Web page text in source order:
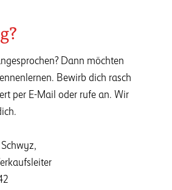
Dann möchten
Bewirb dich rasch
per E-Mail oder rufe an. Wir